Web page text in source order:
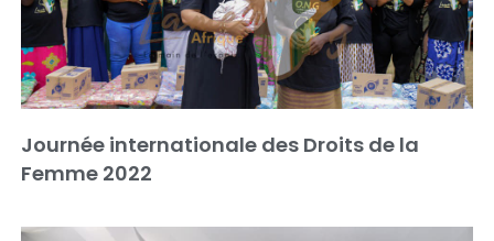
Journée internationale des Droits de la
Femme 2022